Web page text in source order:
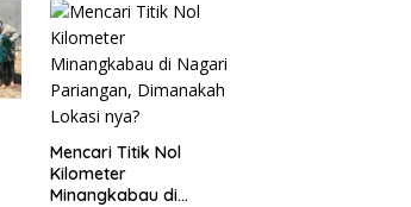
Mencari Titik Nol
Kilometer
Minangkabau di